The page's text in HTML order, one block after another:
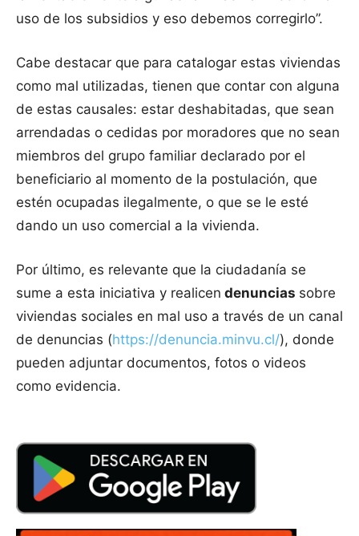
uso de los subsidios y eso debemos corregirlo”.
Cabe destacar que para catalogar estas viviendas
como mal utilizadas, tienen que contar con alguna
de estas causales: estar deshabitadas, que sean
arrendadas o cedidas por moradores que no sean
miembros del grupo familiar declarado por el
beneficiario al momento de la postulación, que
estén ocupadas ilegalmente, o que se le esté
dando un uso comercial a la vivienda.
Por último, es relevante que la ciudadanía se
sume a esta iniciativa y realicen denuncias sobre
viviendas sociales en mal uso a través de un canal
de denuncias (https://denuncia.minvu.cl/), donde
pueden adjuntar documentos, fotos o videos
como evidencia.